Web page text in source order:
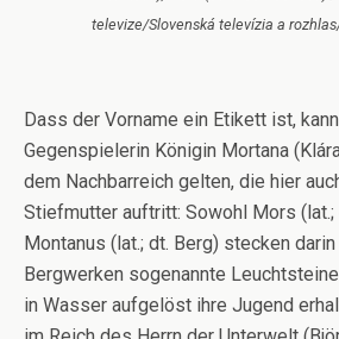
televize/Slovenská televízia a
Dass der Vorname ein Etikett ist,
Gegenspielerin Königin Mortana
dem Nachbarreich gelten, die hier
Stiefmutter auftritt: Sowohl Mors (lat.;
Montanus (lat.; dt. Berg) stecken
Bergwerken sogenannte
in Wasser aufgelöst ihre Jugend